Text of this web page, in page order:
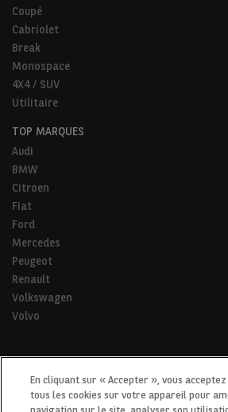
Coupé
Cabriolet
Break
Monospace
4X4 / SUV
Utilitaire
TOP MARQUES
Audi
BMW
Citroen
Fiat
Ford
Mercedes
Peugeot
Renault
Volkswagen
Volvo
* Pour tous les trajets de la vie.
En cliquant sur « Accepter », vous
tous les cookies sur votre appareil pour